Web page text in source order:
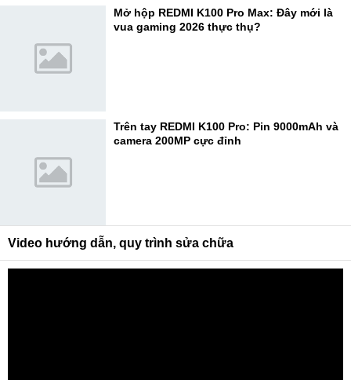
Mở hộp REDMI K100 Pro Max: Đây mới là
vua gaming 2026 thực thụ?
Trên tay REDMI K100 Pro: Pin 9000mAh và
camera 200MP cực đỉnh
Video hướng dẫn, quy trình sửa chữa